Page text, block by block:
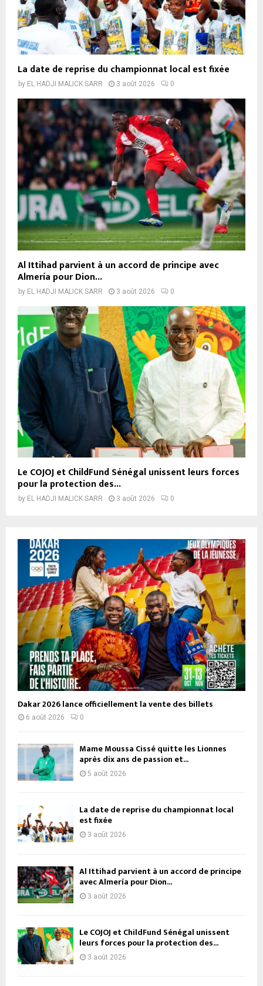
La date de reprise du championnat local est fixée
by EL HADJI MALICK SARR 3 août 2026 0
Al Ittihad parvient à un accord de principe avec
Almería pour Dion...
by EL HADJI MALICK SARR 3 août 2026 0
Le COJOJ et ChildFund Sénégal unissent leurs forces
pour la protection des...
by EL HADJI MALICK SARR 3 août 2026 0
Dakar 2026 lance officiellement la vente des billets
6 août 2026 0
Mame Moussa Cissé quitte les Lionnes
après dix ans de passion et...
5 août 2026
La date de reprise du championnat local
est fixée
3 août 2026
Al Ittihad parvient à un accord de principe
avec Almería pour Dion...
3 août 2026
Le COJOJ et ChildFund Sénégal unissent
leurs forces pour la protection des...
3 août 2026